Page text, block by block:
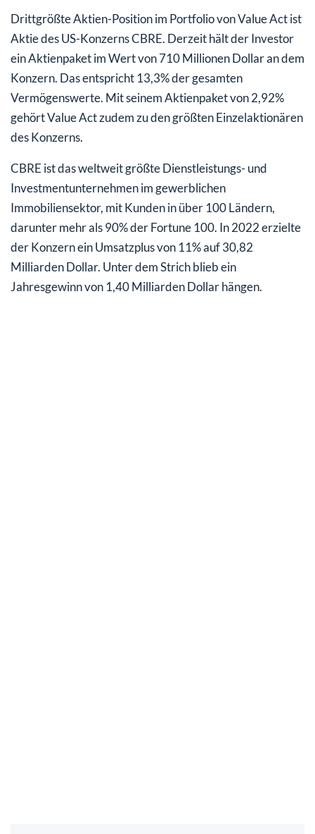
Drittgrößte Aktien-Position im Portfolio von Value Act ist
Aktie des US-Konzerns CBRE. Derzeit hält der Investor
ein Aktienpaket im Wert von 710 Millionen Dollar an dem
Konzern. Das entspricht 13,3% der gesamten
Vermögenswerte. Mit seinem Aktienpaket von 2,92%
gehört Value Act zudem zu den größten Einzelaktionären
des Konzerns.
CBRE ist das weltweit größte Dienstleistungs- und
Investmentunternehmen im gewerblichen
Immobiliensektor, mit Kunden in über 100 Ländern,
darunter mehr als 90% der Fortune 100. In 2022 erzielte
der Konzern ein Umsatzplus von 11% auf 30,82
Milliarden Dollar. Unter dem Strich blieb ein
Jahresgewinn von 1,40 Milliarden Dollar hängen.